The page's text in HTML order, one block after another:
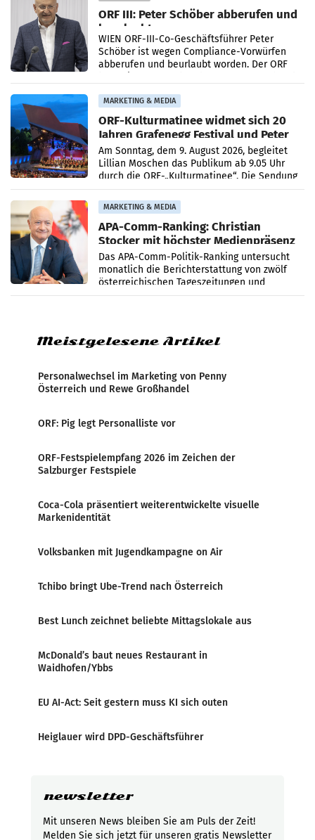
ORF III: Peter Schöber abberufen und
beurlaubt
WIEN ORF-III-Co-Geschäftsführer Peter
Schöber ist wegen Compliance-Vorwürfen
abberufen und beurlaubt worden. Der ORF
MARKETING & MEDIA
ORF-Kulturmatinee widmet sich 20
Jahren Grafenegg Festival und Peter
Simonischek
Am Sonntag, dem 9. August 2026, begleitet
Lillian Moschen das Publikum ab 9.05 Uhr
durch die ORF-„Kulturmatinee“. Die Sendung
startet mit der Dokumentation „20 Jahre
Grafenegg
MARKETING & MEDIA
APA-Comm-Ranking: Christian
Stocker mit höchster Medienpräsenz
im Juli
Das APA-Comm-Politik-Ranking untersucht
monatlich die Berichterstattung von zwölf
österreichischen Tageszeitungen und
analysiert, welche Politikerinnen und
Meistgelesene Artikel
Personalwechsel im Marketing von Penny
Österreich und Rewe Großhandel
ORF: Pig legt Personalliste vor
ORF-Festspielempfang 2026 im Zeichen der
Salzburger Festspiele
Coca-Cola präsentiert weiterentwickelte visuelle
Markenidentität
Volksbanken mit Jugendkampagne on Air
Tchibo bringt Ube-Trend nach Österreich
Best Lunch zeichnet beliebte Mittagslokale aus
McDonald’s baut neues Restaurant in
Waidhofen/Ybbs
EU AI-Act: Seit gestern muss KI sich outen
Heiglauer wird DPD-Geschäftsführer
newsletter
Mit unseren News bleiben Sie am Puls der Zeit!
Melden Sie sich jetzt für unseren gratis Newsletter